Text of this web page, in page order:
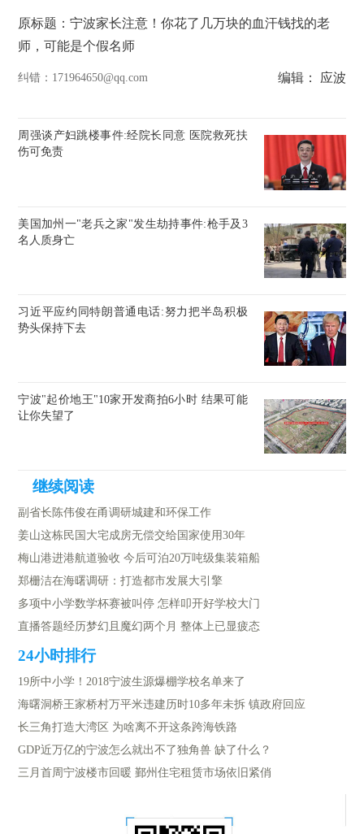
原标题：宁波家长注意！你花了几万块的血汗钱找的老
师，可能是个假名师
纠错 ：171964650@qq.com 编辑： 应波
周强谈产妇跳楼事件:经院长同意 医院救死扶
伤可免责
美国加州一"老兵之家"发生劫持事件:枪手及3
名人质身亡
习近平应约同特朗普通电话:努力把半岛积极
势头保持下去
宁波"起价地王"10家开发商拍6小时 结果可能
让你失望了
副省长陈伟俊在甬调研城建和环保工作
姜山这栋民国大宅成房无偿交给国家使用30年
梅山港进港航道验收 今后可泊20万吨级集装箱船
郑栅洁在海曙调研：打造都市发展大引擎
多项中小学数学杯赛被叫停 怎样叩开好学校大门
直播答题经历梦幻且魔幻两个月 整体上已显疲态
19所中小学！2018宁波生源爆棚学校名单来了
海曙洞桥王家桥村万平米违建历时10多年未拆 镇政府回应
长三角打造大湾区 为啥离不开这条跨海铁路
GDP近万亿的宁波怎么就出不了独角兽 缺了什么？
三月首周宁波楼市回暖 鄞州住宅租赁市场依旧紧俏